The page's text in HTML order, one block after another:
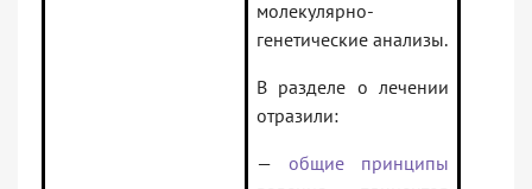
молекулярно-
генетические анализы.
В разделе о лечении
отразили:
— общие принципы